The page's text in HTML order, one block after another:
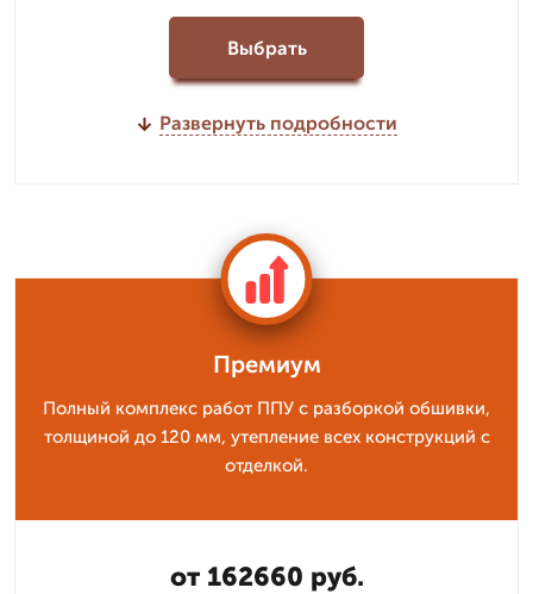
Выбрать
Развернуть подробности
Премиум
Полный комплекс работ ППУ с разборкой обшивки,
толщиной до 120 мм, утепление всех конструкций с
отделкой.
от 162660 руб.